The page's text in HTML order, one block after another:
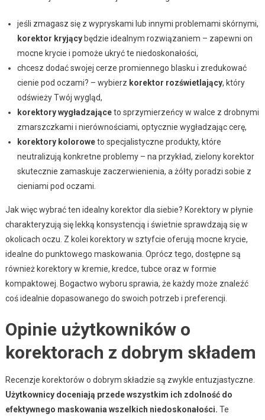
jeśli zmagasz się z wypryskami lub innymi problemami skórnymi,
korektor kryjącybędzie idealnym rozwiązaniem – zapewni on
mocne krycie i pomoże ukryć te niedoskonałości,
chcesz dodać swojej cerze promiennego blasku i zredukować
cienie pod oczami? – wybierz korektor rozświetlający, który
odświeży Twój wygląd,
korektory wygładzająceto sprzymierzeńcy w walce z drobnymi
zmarszczkami i nierównościami, optycznie wygładzając cerę,
korektory koloroweto specjalistyczne produkty, które
neutralizują konkretne problemy – na przykład, zielony korektor
skutecznie zamaskuje zaczerwienienia, a żółty poradzi sobie z
cieniami pod oczami.
Jak więc wybrać ten idealny korektor dla siebie? Korektory w płynie
charakteryzują się lekką konsystencją i świetnie sprawdzają się w
okolicach oczu. Z kolei korektory w sztyfcie oferują mocne krycie,
idealne do punktowego maskowania. Oprócz tego, dostępne są
również korektory w kremie, kredce, tubce oraz w formie
kompaktowej. Bogactwo wyboru sprawia, że każdy może znaleźć
coś idealnie dopasowanego do swoich potrzeb i preferencji.
Opinie użytkowników o
korektorach z dobrym składem
Recenzje korektorów o dobrym składzie są zwykle entuzjastyczne.
Użytkownicy doceniają przede wszystkim ich zdolność do
efektywnego maskowania wszelkich niedoskonałości. Te